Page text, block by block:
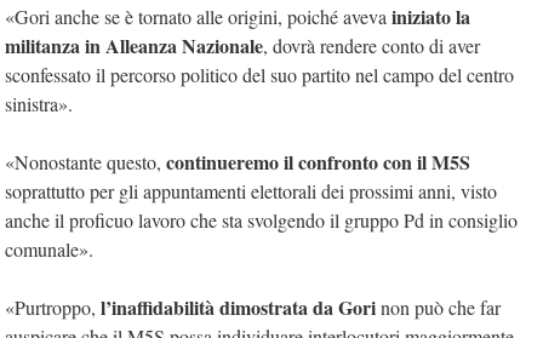
«Gori anche se è tornato alle origini, poiché aveva iniziato la
militanza in Alleanza Nazionale, dovrà rendere conto di aver
sconfessato il percorso politico del suo partito nel campo del centro
sinistra».
«Nonostante questo, continueremo il confronto con il M5S
soprattutto per gli appuntamenti elettorali dei prossimi anni, visto
anche il proficuo lavoro che sta svolgendo il gruppo Pd in consiglio
comunale».
«Purtroppo, l’inaffidabilità dimostrata da Gorinon può che far